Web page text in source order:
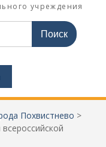
учреждения
Похвистнево >